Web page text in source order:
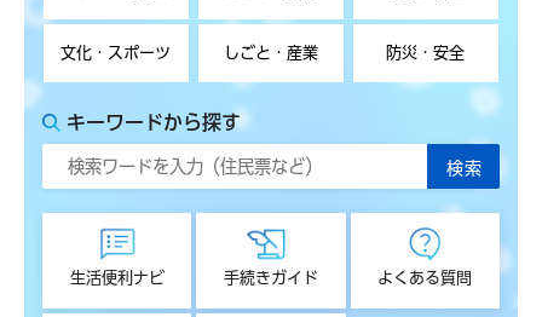
文化・スポーツ しごと・産業 防災・安全
キーワードから探す
生活便利ナビ 手続きガイド よくある質問